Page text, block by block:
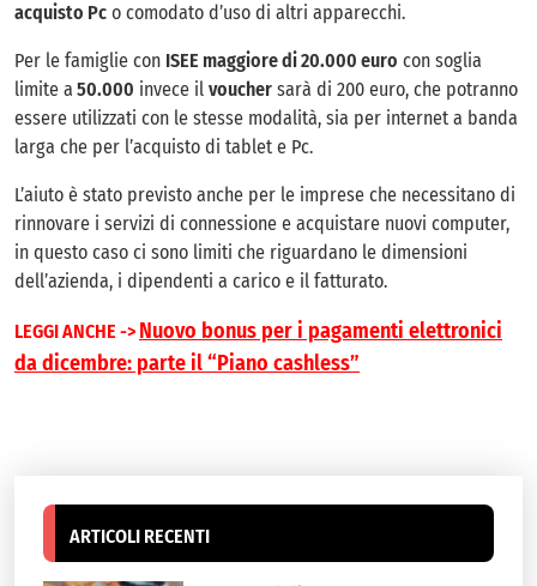
acquisto Pc o comodato d’uso di altri apparecchi.
Per le famiglie con ISEE maggiore di 20.000 euro con soglia
limite a 50.000 invece il voucher sarà di 200 euro, che potranno
essere utilizzati con le stesse modalità, sia per internet a banda
larga che per l’acquisto di tablet e Pc.
L’aiuto è stato previsto anche per le imprese che necessitano di
rinnovare i servizi di connessione e acquistare nuovi computer,
in questo caso ci sono limiti che riguardano le dimensioni
dell’azienda, i dipendenti a carico e il fatturato.
LEGGI ANCHE -> Nuovo bonus per i pagamenti elettronici
da dicembre: parte il “Piano cashless”
ARTICOLI RECENTI